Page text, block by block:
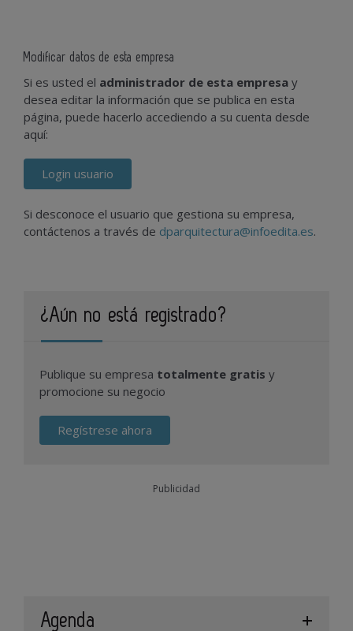
Modificar datos de esta empresa
Si es usted el administrador de esta empresa y
desea editar la información que se publica en esta
página, puede hacerlo accediendo a su cuenta desde
aquí:
Login usuario
Si desconoce el usuario que gestiona su empresa,
contáctenos a través de dparquitectura@infoedita.es.
¿Aún no está registrado?
Publique su empresa totalmente gratis y
promocione su negocio
Regístrese ahora
Publicidad
Agenda